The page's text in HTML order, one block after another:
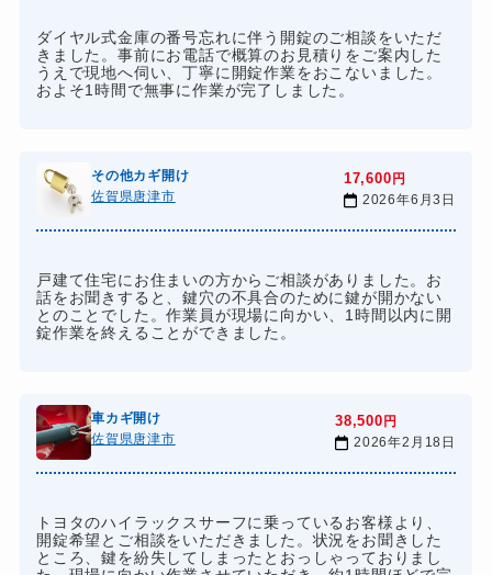
ダイヤル式金庫の番号忘れに伴う開錠のご相談をいただ
きました。事前にお電話で概算のお見積りをご案内した
うえで現地へ伺い、丁寧に開錠作業をおこないました。
およそ1時間で無事に作業が完了しました。
その他カギ開け
佐賀県唐津市
17,600 円
2026年6月3日
戸建て住宅にお住まいの方からご相談がありました。お
話をお聞きすると、鍵穴の不具合のために鍵が開かない
とのことでした。作業員が現場に向かい、1時間以内に開
錠作業を終えることができました。
車カギ開け
佐賀県唐津市
38,500 円
2026年2月18日
トヨタのハイラックスサーフに乗っているお客様より、
開錠希望とご相談をいただきました。状況をお聞きした
ところ、鍵を紛失してしまったとおっしゃっておりまし